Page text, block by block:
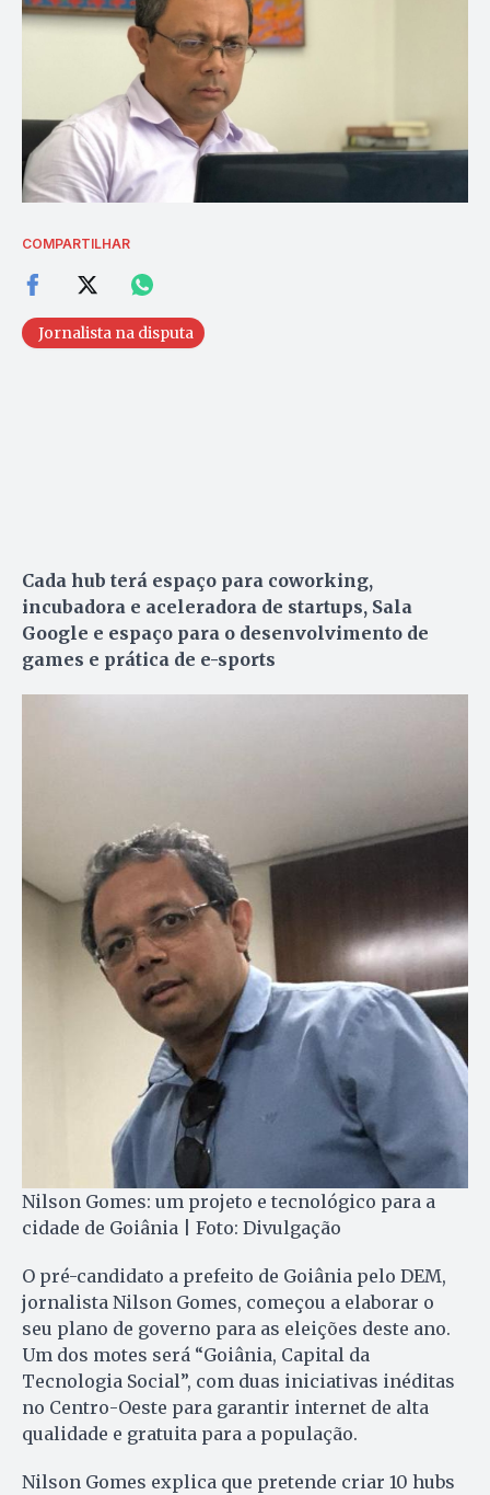
COMPARTILHAR
Jornalista na disputa
Cada hub terá espaço para coworking,
incubadora e aceleradora de startups, Sala
Google e espaço para o desenvolvimento de
games e prática de e-sports
Nilson Gomes: um projeto e tecnológico para a
cidade de Goiânia | Foto: Divulgação
O pré-candidato a prefeito de Goiânia pelo DEM,
jornalista Nilson Gomes, começou a elaborar o
seu plano de governo para as eleições deste ano.
Um dos motes será “Goiânia, Capital da
Tecnologia Social”, com duas iniciativas inéditas
no Centro-Oeste para garantir internet de alta
qualidade e gratuita para a população.
Nilson Gomes explica que pretende criar 10 hubs